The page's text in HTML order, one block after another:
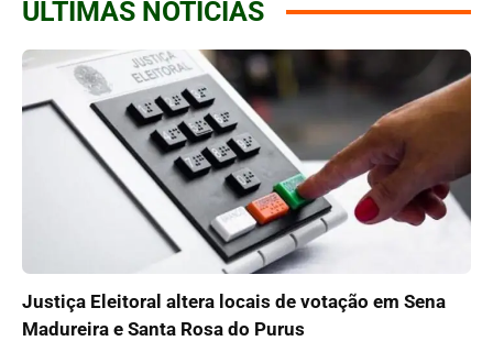
ÚLTIMAS NOTÍCIAS
Justiça Eleitoral altera locais de votação em Sena
Madureira e Santa Rosa do Purus